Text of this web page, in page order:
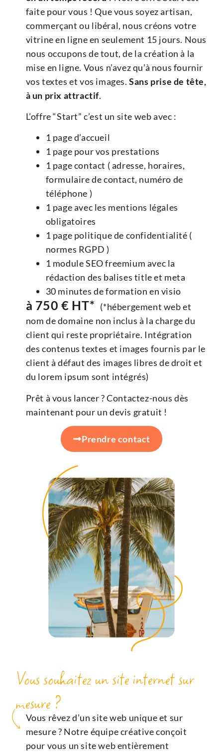
faite pour vous ! Que vous soyez artisan,
commerçant ou libéral, nous créons votre
vitrine en ligne en seulement 15 jours. Nous
nous occupons de tout, de la création à la
mise en ligne. Vous n’avez qu’à nous fournir
vos textes et vos images.Sans prise de tête,
à un prix attractif.
L’offre “Start” c’est un site web avec :
1 page d’accueil
1 page pour vos prestations
1 page contact ( adresse, horaires,
formulaire de contact, numéro de
téléphone )
1 page avec les mentions légales
obligatoires
1 page politique de confidentialité (
normes RGPD )
1 module SEO freemium avec la
rédaction des balises title et meta
30 minutes de formation en visio
à 750 € HT* (*hébergement web et
nom de domaine non inclus à la charge du
client qui reste propriétaire. Intégration
des contenus textes et images fournis par le
client à défaut des images libres de droit et
du lorem ipsum sont intégrés)
Prêt à vous lancer ? Contactez-nous dès
maintenant pour un devis gratuit !
Prendre contact
Vous souhaitez un site internet sur
mesure ?
Vous rêvez d’un site web unique et sur
mesure ? Notre équipe créative conçoit
pour vous un site web entièrement